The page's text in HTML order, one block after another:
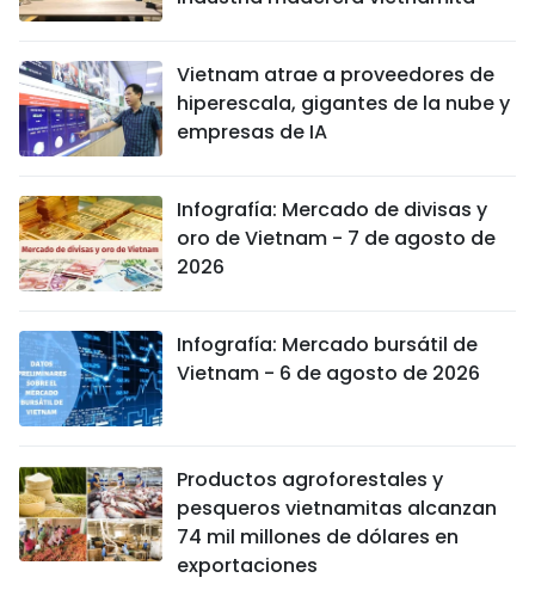
Vietnam atrae a proveedores de
hiperescala, gigantes de la nube y
empresas de IA
Infografía: Mercado de divisas y
oro de Vietnam - 7 de agosto de
2026
Infografía: Mercado bursátil de
Vietnam - 6 de agosto de 2026
Productos agroforestales y
pesqueros vietnamitas alcanzan
74 mil millones de dólares en
exportaciones